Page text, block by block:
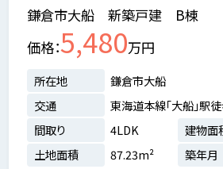
鎌倉市大船 新築戸建 B棟
価格 5,480万円
所在地
鎌倉市大船
交通
東海道本線「大船」駅
間取り
4LDK 建物面
土地面積
87.23m² 築年月